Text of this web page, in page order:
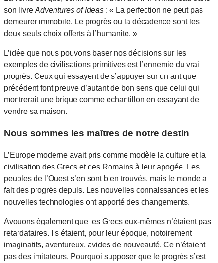
son livre Adventures of Ideas : « La perfection ne peut pas
demeurer immobile. Le progrès ou la décadence sont les
deux seuls choix offerts à l’humanité. »
L’idée que nous pouvons baser nos décisions sur les
exemples de civilisations primitives est l’ennemie du vrai
progrès. Ceux qui essayent de s’appuyer sur un antique
précédent font preuve d’autant de bon sens que celui qui
montrerait une brique comme échantillon en essayant de
vendre sa maison.
Nous sommes les maîtres de notre destin
L’Europe moderne avait pris comme modèle la culture et la
civilisation des Grecs et des Romains à leur apogée. Les
peuples de l’Ouest s’en sont bien trouvés, mais le monde a
fait des progrès depuis. Les nouvelles connaissances et les
nouvelles technologies ont apporté des changements.
Avouons également que les Grecs eux-mêmes n’étaient pas
retardataires. Ils étaient, pour leur époque, notoirement
imaginatifs, aventureux, avides de nouveauté. Ce n’étaient
pas des imitateurs. Pourquoi supposer que le progrès s’est